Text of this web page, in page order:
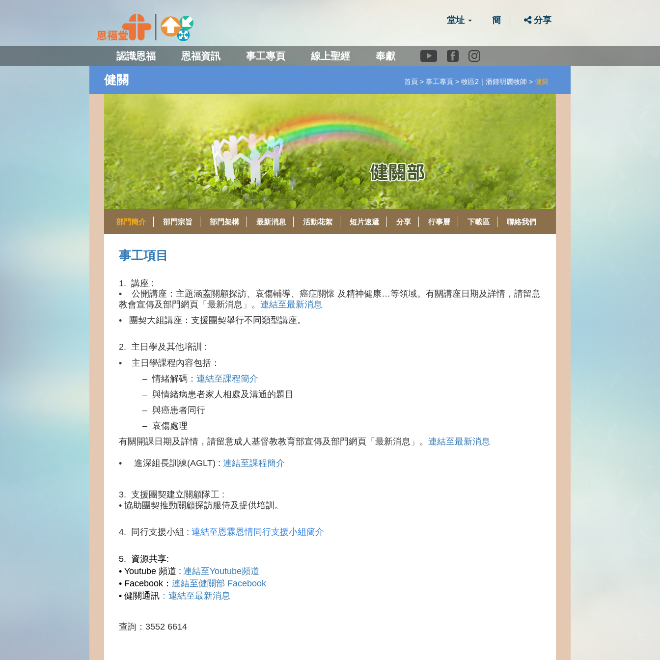
堂址 簡 分享
認識恩福 恩福資訊 事工專頁 線上聖經 奉獻
YoutubeFacebook
健關 首頁 事工專頁 牧區2｜潘鍾明麗牧師 健關
部門簡介 部門宗旨 部門架構 最新消息 活動花絮 短片速遞 分享 行事曆 下載區 聯絡我們
事工項目
1. 講座 :
• 公開講座：主題涵蓋關顧探訪、哀傷輔導、癌症關懷 及精神健康…等領域。有關講座日期及詳情，請留意
教會宣傳及部門網頁「最新消息」。 連結至最新消息
• 團契大組講座：支援團契舉行不同類型講座。
2. 主日學及其他培訓 :
• 主日學課程內容包括：
– 情緒解碼： 連結至課程簡介
– 與情緒病患者家人相處及溝通的題目
– 與癌患者同行
– 哀傷處理
有關開課日期及詳情，請留意成人基督教教育部宣傳及部門網頁「最新消息」。 連結至最新消息
• 進深組長訓練(AGLT) : 連結至課程簡介
3. 支援團契建立關顧隊工 :
• 協助團契推動關顧探訪服侍及提供培訓。
4. 同行支援小組 : 連結至恩霖恩情同行支援小組簡介
5. 資源共享:
• Youtube 頻道 : 連結至Youtube頻道
• Facebook： 連結至健關部 Facebook
• 健關通訊 ： 連結至最新消息
查詢： 3552 6614